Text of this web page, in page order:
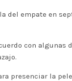
del empate en
con
presenciar la